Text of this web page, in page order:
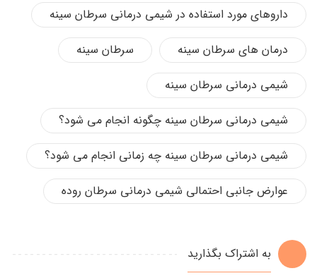
داروهای مورد استفاده در شیمی درمانی سرطان سینه
درمان های سرطان سینه
سرطان سینه
شیمی درمانی سرطان سینه
شیمی درمانی سرطان سینه چگونه انجام می شود؟
شیمی درمانی سرطان سینه چه زمانی انجام می شود؟
عوارض جانبی احتمالی شیمی درمانی سرطان روده
به اشتراک بگذارید